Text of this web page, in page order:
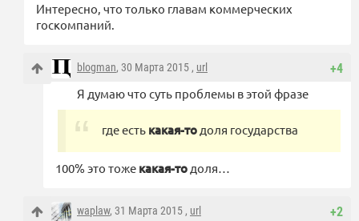
Интересно, что только главам коммерческих
госкомпаний.
+4
blogman, 30 Марта 2015 , url
Я думаю что суть проблемы в этой фразе
где есть какая-то доля государства
100% это тоже какая-то доля…
+2
waplaw, 31 Марта 2015 , url